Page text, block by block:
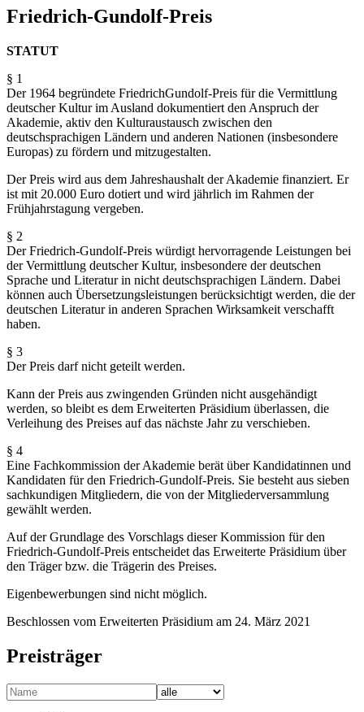
Friedrich-Gundolf-Preis
STATUT
§ 1
Der 1964 begründete Friedrich­Gundolf-Preis für die Vermittlung
deutscher Kultur im Ausland dokumentiert den Anspruch der
Akademie, aktiv den Kulturaustausch zwischen den
deutschsprachigen Ländern und anderen Nationen (insbesondere
Europas) zu fördern und mitzugestalten.
Der Preis wird aus dem Jahreshaushalt der Akademie finanziert. Er
ist mit 20.000 Euro dotiert und wird jährlich im Rahmen der
Frühjahrstagung vergeben.
§ 2
Der Friedrich-Gundolf-Preis würdigt hervorragende Leistungen bei
der Vermittlung deutscher Kultur, insbesondere der deutschen
Sprache und Literatur in nicht deutschsprachigen Ländern. Dabei
können auch Übersetzungsleistungen berücksichtigt werden, die der
deutschen Literatur in anderen Sprachen Wirksamkeit verschafft
haben.
§ 3
Der Preis darf nicht geteilt werden.
Kann der Preis aus zwingenden Gründen nicht ausgehändigt
werden, so bleibt es dem Erweiterten Präsidium überlassen, die
Verleihung des Preises auf das nächste Jahr zu verschieben.
§ 4
Eine Fachkommission der Akademie berät über Kandidatinnen und
Kandidaten für den Friedrich-Gundolf-Preis. Sie besteht aus sieben
sachkundigen Mitgliedern, die von der Mitgliederversammlung
gewählt werden.
Auf der Grundlage des Vorschlags dieser Kommission für den
Friedrich-Gundolf-Preis entscheidet das Erweiterte Präsidium über
den Träger bzw. die Trägerin des Preises.
Eigenbewerbungen sind nicht möglich.
Beschlossen vom Erweiterten Präsidium am 24. März 2021
Preisträger